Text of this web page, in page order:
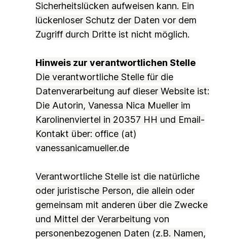
Sicherheitslücken aufweisen kann. Ein
lückenloser Schutz der Daten vor dem
Zugriff durch Dritte ist nicht möglich.
Hinweis zur verantwortlichen Stelle
Die verantwortliche Stelle für die
Datenverarbeitung auf dieser Website ist:
Die Autorin, Vanessa Nica Mueller im
Karolinenviertel in 20357 HH und Email-
Kontakt über: office (at)
vanessanicamueller.de
Verantwortliche Stelle ist die natürliche
oder juristische Person, die allein oder
gemeinsam mit anderen über die Zwecke
und Mittel der Verarbeitung von
personenbezogenen Daten (z.B. Namen,